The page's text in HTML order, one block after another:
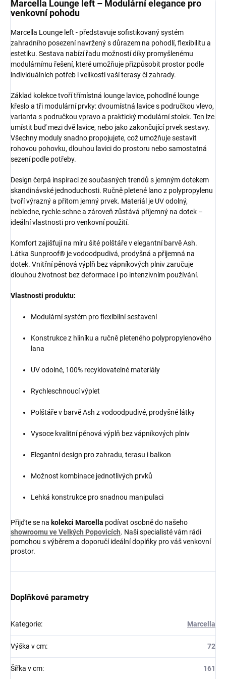
Marcella Lounge left – Modulární elegance pro
venkovní pohodu
Marcella Lounge left - představuje sofistikovaný systém
zahradního posezení navržený s důrazem na pohodlí, flexibilitu a
estetiku. Sestava nabízí řadu možností díky promyšlenému
modulárnímu řešení, které umožňuje přizpůsobit prostor podle
individuálních potřeb i velikosti vaší terasy či zahrady.
Základ kolekce tvoří třímístná lounge lavice, pohodlné lounge
křeslo a tři modulární prvky: dvoumístná lavice s područkou vlevo,
varianta s područkou vpravo a praktický modulární stolek. Ten lze
umístit buď mezi dvě lavice, nebo jako zakončující prvek sestavy.
Všechny moduly snadno propojujete, což umožňuje sestavit
rohovou pohovku, dlouhou lavici do prostoru nebo samostatná
sezení podle potřeby.
Design čerpá inspiraci ze současných trendů s jemným dotekem
skandinávské jednoduchosti. Ručně pletené lano z polypropylenu
tvoří výrazný a přitom jemný prvek. Materiál je UV odolný,
nebledne, rychle schne a zároveň zůstává příjemný na dotek –
ideální vlastnosti pro venkovní použití.
Komfort zajišťují na míru šité polštáře v elegantní barvě Ash.
Látka Sunproof® je vodoodpudivá, prodyšná a příjemná na
dotek. Vnitřní pěnová výplň bez vápníkových plniv zaručuje
dlouhou životnost bez deformace i po intenzivním používání.
Vlastnosti produktu:
Modulární systém pro flexibilní sestavení
Konstrukce z hliníku a ručně pleteného polypropylenového
lana
UV odolné, 100% recyklovatelné materiály
Rychleschnoucí výplet
Polštáře v barvě Ash z vodoodpudivé, prodyšné látky
Vysoce kvalitní pěnová výplň bez vápníkových plniv
Elegantní design pro zahradu, terasu i balkon
Možnost kombinace jednotlivých prvků
Lehká konstrukce pro snadnou manipulaci
Přijďte se na kolekci Marcella podívat osobně do našeho
showroomu ve Velkých Popovicích. Naši specialisté vám rádi
pomohou s výběrem a doporučí ideální doplňky pro váš venkovní
prostor.
Doplňkové parametry
Kategorie: Marcella
Výška v cm: 72
Šířka v cm: 161